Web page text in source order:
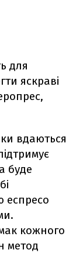
для
яскраві
вдаються
буде
еспресо
кожного
метод